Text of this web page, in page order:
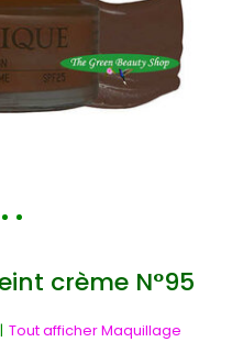
crème N°95
Tout afficher Maquillage